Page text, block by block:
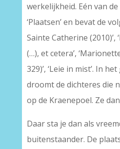
werkelijkheid. Eén van
‘Plaatsen’ en bevat de
Sainte Catherine (2010)’,
(…), et cetera’,
329)’, ‘Leie in mist’. In
droomt de dichteres die
op de Kraenepoel. Ze
Daar sta je dan als
buitenstaander. De